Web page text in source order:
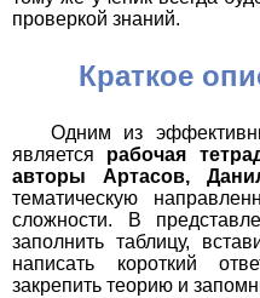
проверкой знаний.
Краткое
Одним из
является рабочая
авторы Артасов,
тематическую
сложности. В
заполнить таблицу,
написать короткий
закрепить теорию и